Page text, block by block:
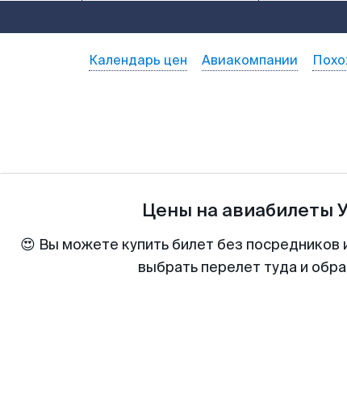
Календарь цен Авиакомпании
Цены на авиабилеты
😍 Вы можете купить билет без
выбрать перелет туда и